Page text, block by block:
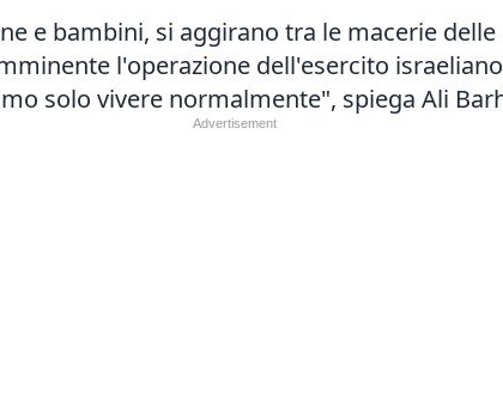
e bambini, si aggirano tra le macerie
l'operazione dell'esercito
solo vivere normalmente", spiega Ali